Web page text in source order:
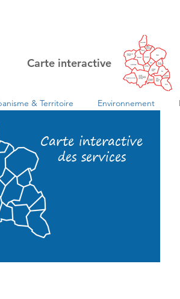
Carte interactive
Carte interactive
des services
& Territoire Environnement